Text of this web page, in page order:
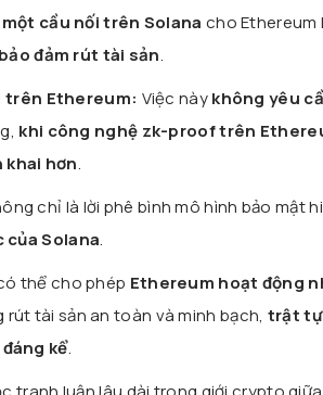
cầu nối trên Solana cho Ethereum
đảm rút tài sản.
trên Ethereum: Việc nàykhông yêu
khi công nghệ zk-proof trên
khai hơn.
chỉ là lời phê bình mô hình bảo mật
của Solana.
thể cho phép Ethereum hoạt động
rút tài sản an toàn và minh bạch, trật tự
kể.